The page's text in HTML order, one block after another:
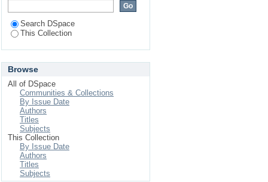
Search DSpace
This Collection
Browse
All of DSpace
Communities & Collections
By Issue Date
Authors
Titles
Subjects
This Collection
By Issue Date
Authors
Titles
Subjects